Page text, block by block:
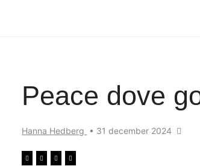
Peace dove
Hanna Hedberg • 31 december 2024